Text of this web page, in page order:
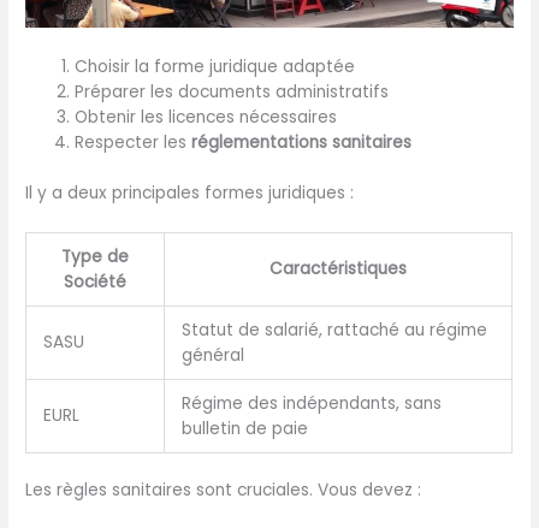
Choisir la forme juridique adaptée
Préparer les documents administratifs
Obtenir les licences nécessaires
Respecter lesréglementations sanitaires
Il y a deux principales formes juridiques :
Type de
Société
Caractéristiques
SASU
Statut de salarié, rattaché au régime
général
EURL
Régime des indépendants, sans
bulletin de paie
Les règles sanitaires sont cruciales. Vous devez :